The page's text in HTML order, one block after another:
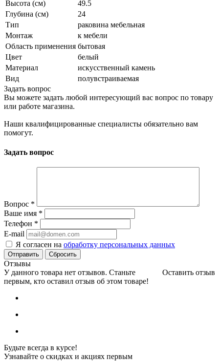
Высота (см)
49.5
Глубина (см)
24
Тип
раковина мебельная
Монтаж
к мебели
Область применения бытовая
Цвет
белый
Материал
искусственный камень
Вид
полувстраиваемая
Задать вопрос
Вы можете задать любой интересующий вас вопрос по товару
или работе магазина.
Наши квалифицированные специалисты обязательно вам
помогут.
Задать вопрос
Вопрос *
Ваше имя *
Телефон *
E-mail
Я согласен на обработку персональных данных
Сбросить
Отзывы
Оставить отзыв
У данного товара нет отзывов. Станьте
первым, кто оставил отзыв об этом товаре!
Будьте всегда в курсе!
Узнавайте о скидках и акциях первым